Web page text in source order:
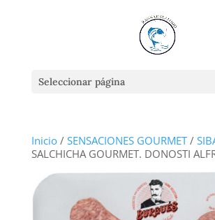
Seleccionar página
Inicio/ SENSACIONES GOURMET/
SALCHICHA GOURMET. DONOSTI